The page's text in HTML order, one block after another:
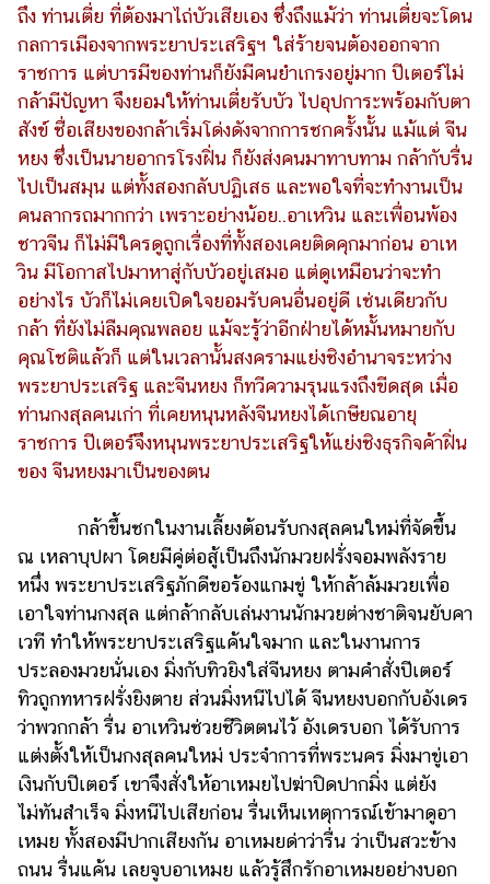
ถึง ท่านเตี่ย ที่ต้องมาไถ่บัวเสียเอง ซึ่งถึงแม้ว่า ท่านเตี่ยจะโดน
กลการเมืองจากพระยาประเสริฐฯ ใส่ร้ายจนต้องออกจาก
ราชการ แต่บารมีของท่านก็ยังมีคนยำเกรงอยู่มาก ปีเตอร์ไม่
กล้ามีปัญหา จึงยอมให้ท่านเตี่ยรับบัว ไปอุปการะพร้อมกับตา
สังข์ ชื่อเสียงของกล้าเริ่มโด่งดังจากการชกครั้งนั้น แม้แต่ จีน
หยง ซึ่งเป็นนายอากรโรงฝิ่น ก็ยังส่งคนมาทาบทาม กล้ากับรื่น
ไปเป็นสมุน แต่ทั้งสองกลับปฏิเสธ และพอใจที่จะทำงานเป็น
คนลากรถมากกว่า เพราะอย่างน้อย..อาเหวิน และเพื่อนพ้อง
ชาวจีน ก็ไม่มีใครดูถูกเรื่องที่ทั้งสองเคยติดคุกมาก่อน อาเห
วิน มีโอกาสไปมาหาสู่กับบัวอยู่เสมอ แต่ดูเหมือนว่าจะทำ
อย่างไร บัวก็ไม่เคยเปิดใจยอมรับคนอื่นอยู่ดี เช่นเดียวกับ
กล้า ที่ยังไม่ลืมคุณพลอย แม้จะรู้ว่าอีกฝ่ายได้หมั้นหมายกับ
คุณโชติแล้วก็ แต่ในเวลานั้นสงครามแย่งชิงอำนาจระหว่าง
พระยาประเสริฐ และจีนหยง ก็ทวีความรุนแรงถึงขีดสุด เมื่อ
ท่านกงสุลคนเก่า ที่เคยหนุนหลังจีนหยงได้เกษียณอายุ
ราชการ ปีเตอร์จึงหนุนพระยาประเสริฐให้แย่งชิงธุรกิจค้าฝิ่น
ของ จีนหยงมาเป็นของตน
กล้าขึ้นชกในงานเลี้ยงต้อนรับกงสุลคนใหม่ที่จัดขึ้น
ณ เหลาบุปผา โดยมีคู่ต่อสู้เป็นถึงนักมวยฝรั่งจอมพลังราย
หนึ่ง พระยาประเสริฐภักดีขอร้องแกมขู่ ให้กล้าล้มมวยเพื่อ
เอาใจท่านกงสุล แต่กล้ากลับเล่นงานนักมวยต่างชาติจนยับคา
เวที ทำให้พระยาประเสริฐแค้นใจมาก และในงานการ
ประลองมวยนั่นเอง มิ่งกับทิวยิงใส่จีนหยง ตามคำสั่งปีเตอร์
ทิวถูกทหารฝรั่งยิงตาย ส่วนมิ่งหนีไปได้ จีนหยงบอกกับอังเดร
ว่าพวกกล้า รื่น อาเหวินช่วยชีวิตตนไว้ อังเดรบอก ได้รับการ
แต่งตั้งให้เป็นกงสุลคนใหม่ ประจำการที่พระนคร มิ่งมาขู่เอา
เงินกับปีเตอร์ เขาจึงสั่งให้อาเหมยไปฆ่าปิดปากมิ่ง แต่ยัง
ไม่ทันสำเร็จ มิ่งหนีไปเสียก่อน รื่นเห็นเหตุการณ์เข้ามาดูอา
เหมย ทั้งสองมีปากเสียงกัน อาเหมยด่าว่ารื่น ว่าเป็นสวะข้าง
ถนน รื่นแค้น เลยจูบอาเหมย แล้วรู้สึกรักอาเหมยอย่างบอก